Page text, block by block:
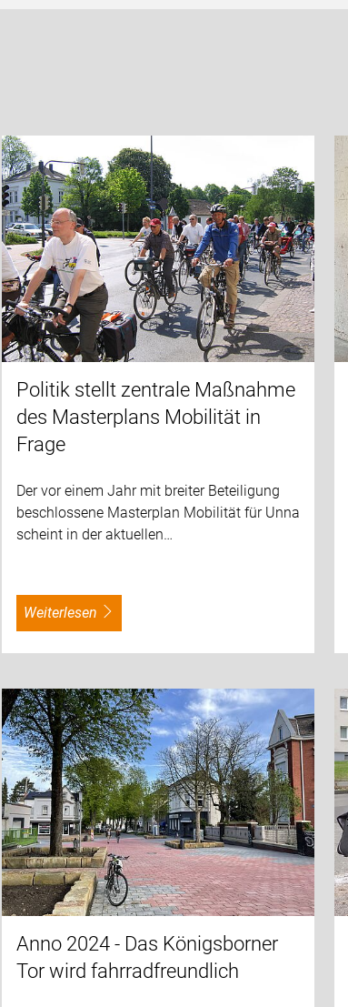
Politik stellt zentrale Maßnahme
des Masterplans Mobilität in
Frage
Der vor einem Jahr mit breiter Beteiligung
beschlossene Masterplan Mobilität für Unna
scheint in der aktuellen…
weiterlesen
Anno 2024 - Das Königsborner
Tor wird fahrradfreundlich